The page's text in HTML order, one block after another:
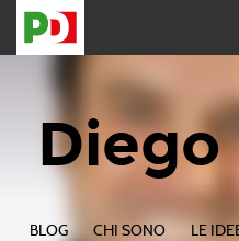
Diego
BLOG CHI SONO LE